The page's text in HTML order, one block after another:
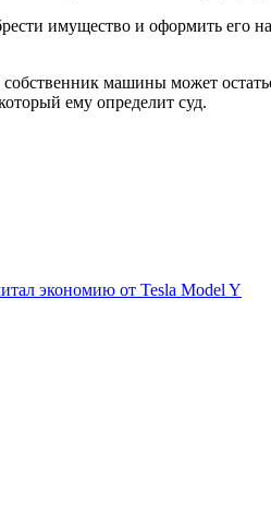
имущество и оформить его
машины может
ему определит суд.
экономию от Tesla Model Y